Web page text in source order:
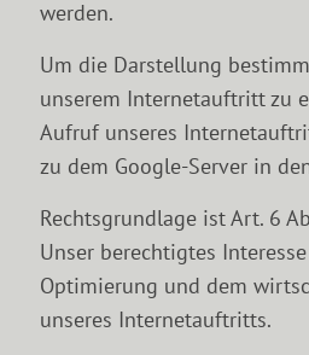
werden.
Um die Darstellung
unserem Internetauftritt zu
Aufruf unseres
zu dem Google-Server in
Rechtsgrundlage ist Art. 6
Unser berechtigtes
Optimierung und dem
unseres Internetauftritts.